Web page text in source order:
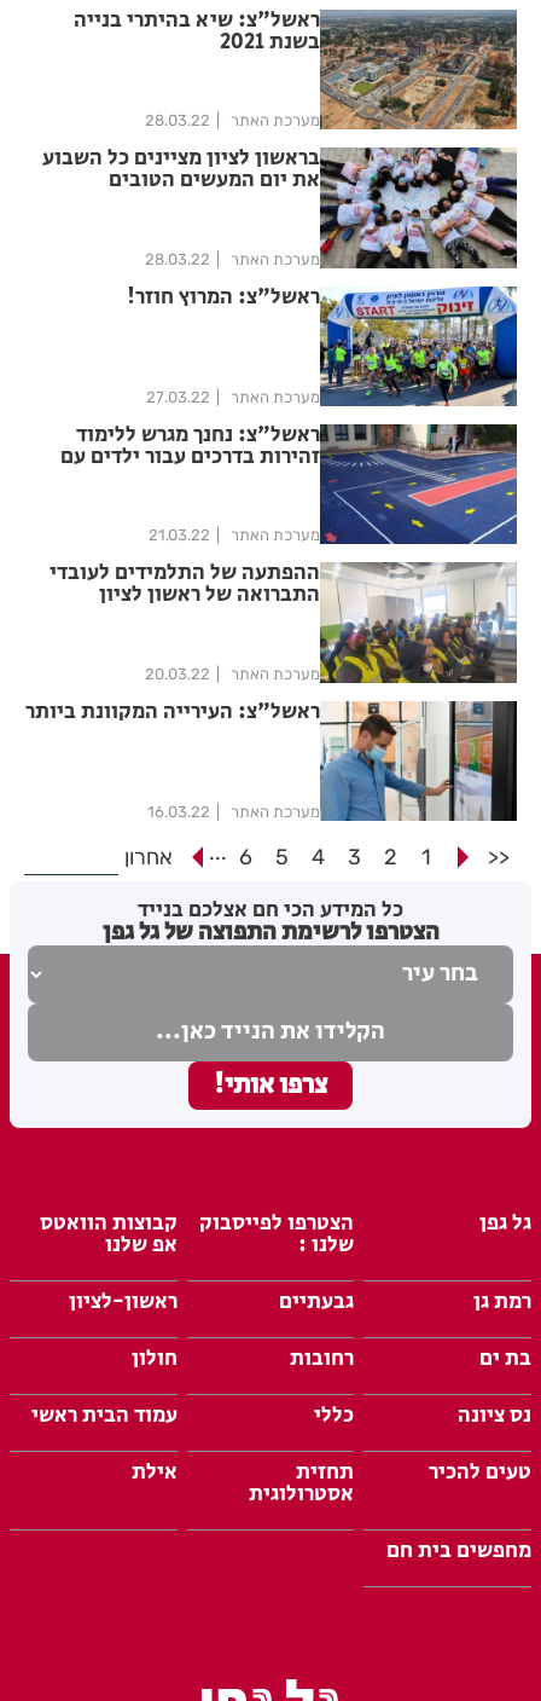
ראשל"צ: שיא בהיתרי בנייה
בשנת 2021
מערכת האתר 28.03.22
בראשון לציון מציינים כל השבוע
את יום המעשים הטובים
מערכת האתר 28.03.22
ראשל"צ: המרוץ חוזר!
מערכת האתר 27.03.22
ראשל"צ: נחנך מגרש ללימוד
זהירות בדרכים עבור ילדים עם
מערכת האתר 21.03.22
ההפתעה של התלמידים לעובדי
התברואה של ראשון לציון
מערכת האתר 20.03.22
ראשל"צ: העירייה המקוונת ביותר
מערכת האתר 16.03.22
<<
1
2
3
4
5
6
... אחרון
כל המידע הכי חם אצלכם בנייד
הצטרפו לרשימת התפוצה של גל גפן
גל גפן הצטרפו לפייסבוק
שלנו :
קבוצות הוואטס
אפ שלנו
רמת גן
גבעתיים
ראשון-לציון
בת ים
רחובות
חולון
נס ציונה
כללי
עמוד הבית ראשי
טעים להכיר
תחזית
אסטרולוגית
אילת
מחפשים בית חם